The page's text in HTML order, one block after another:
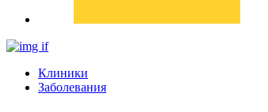
Клиники
Заболевания